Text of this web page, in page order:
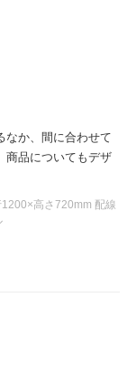
なか、間に合わせて
商品についてもデザ
高さ720mm 配線